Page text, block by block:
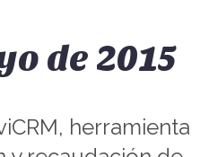
de 2015
herramienta